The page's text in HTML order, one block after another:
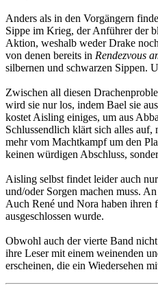
Anders als in den Vorgängern
Sippe im Krieg, der Anführer der
Aktion, weshalb weder Drake
von denen bereits in Rendezvous
silbernen und schwarzen Sippen.
Zwischen all diesen
wird sie nur los, indem Bael sie
kostet Aisling einiges, um aus
Schlussendlich klärt sich alles
mehr vom Machtkampf um den
keinen würdigen Abschluss,
Aisling selbst findet leider auch
und/oder Sorgen machen muss.
Auch René und Nora haben ihren
ausgeschlossen wurde.
Obwohl auch der vierte Band
ihre Leser mit einem weinenden
erscheinen, die ein Wiedersehen